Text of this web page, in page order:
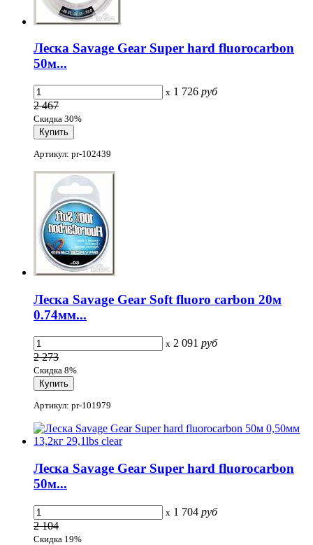
Леска Savage Gear Super hard fluorocarbon
50м...
x 1 726 руб
2 467
Скидка 30%
Артикул: pr-102439
Леска Savage Gear Soft fluoro carbon 20м
0.74мм...
x 2 091 руб
2 273
Скидка 8%
Артикул: pr-101979
Леска Savage Gear Super hard fluorocarbon
50м...
x 1 704 руб
2 104
Скидка 19%